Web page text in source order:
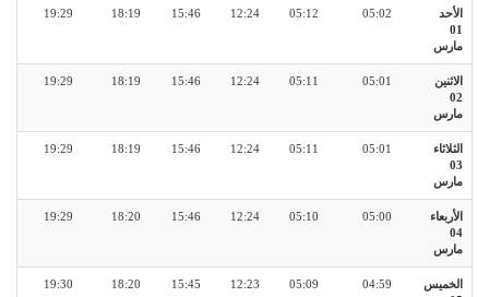
الأحد
01
مارس
05:02
05:12
12:24
15:46
18:19
19:29
الاثنين
02
مارس
05:01
05:11
12:24
15:46
18:19
19:29
الثلاثاء
03
مارس
05:01
05:11
12:24
15:46
18:19
19:29
الأربعاء
04
مارس
05:00
05:10
12:24
15:46
18:20
19:29
الخميس
04:59
05:09
12:23
15:45
18:20
19:30